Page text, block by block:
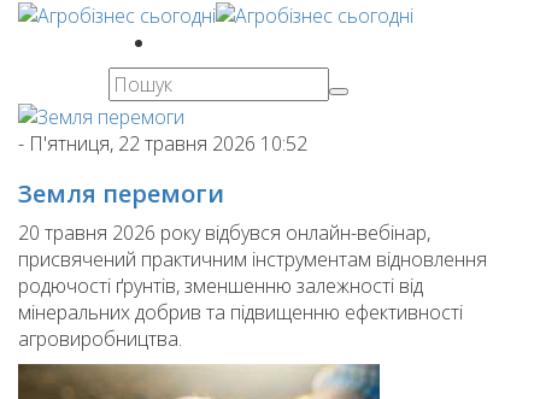
- П'ятниця, 22 травня 2026 10:52
Земля перемоги
20 травня 2026 року відбувся онлайн-вебінар,
присвячений практичним інструментам відновлення
родючості ґрунтів, зменшенню залежності від
мінеральних добрив та підвищенню ефективності
агровиробництва.